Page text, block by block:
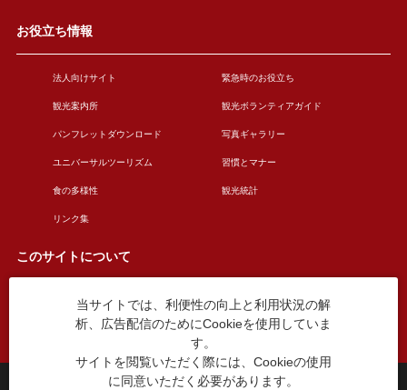
お役立ち情報
法人向けサイト 緊急時のお役立ち
観光案内所 観光ボランティアガイド
パンフレットダウンロード 写真ギャラリー
ユニバーサルツーリズム 習慣とマナー
食の多様性 観光統計
リンク集
このサイトについて
このサイトについて 広告掲載について
お問い合わせ
台東区役所観光課
当サイトでは、利便性の向上と利用状況の解
析、広告配信のためにCookieを使用していま
す。
サイトを閲覧いただく際には、Cookieの使用
に同意いただく必要があります。